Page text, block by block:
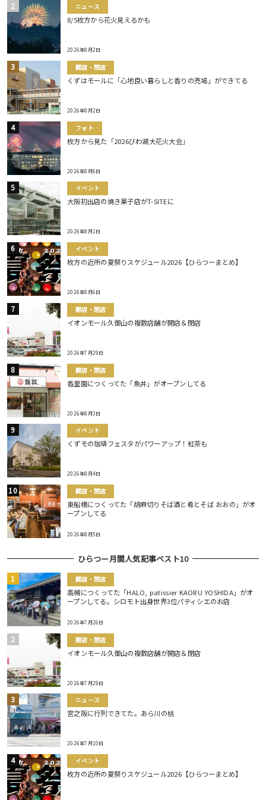
ニュース
8/5枚方から花火見えるかも
2026年8月2日
開店・閉店
くずはモールに「心地良い暮らしと香りの売場」ができてる
2026年8月2日
フォト
枚方から見た「2026びわ湖大花火大会」
2026年8月6日
イベント
大阪初出店の焼き菓子店がT-SITEに
2026年8月1日
イベント
枚方の近所の夏祭りスケジュール2026【ひらつーまとめ】
2026年8月6日
開店・閉店
イオンモール久御山の複数店舗が開店＆閉店
2026年7月29日
開店・閉店
香里園につくってた「魚丼」がオープンしてる
2026年8月3日
イベント
くずモの珈琲フェスタがパワーアップ！紅茶も
2026年8月4日
開店・閉店
東船橋につくってた「胡麻切りそば酒と肴とそば おおの」がオ
ープンしてる
2026年8月5日
ひらつー月間人気記事ベスト10
開店・閉店
高槻につくってた「HALO, patissier KAORU YOSHIDA」がオ
ープンしてる。シロモト出身世界3位パティシエのお店
2026年7月26日
開店・閉店
イオンモール久御山の複数店舗が開店＆閉店
2026年7月29日
ニュース
宮之阪に行列できてた。あら川の桃
2026年7月10日
イベント
枚方の近所の夏祭りスケジュール2026【ひらつーまとめ】